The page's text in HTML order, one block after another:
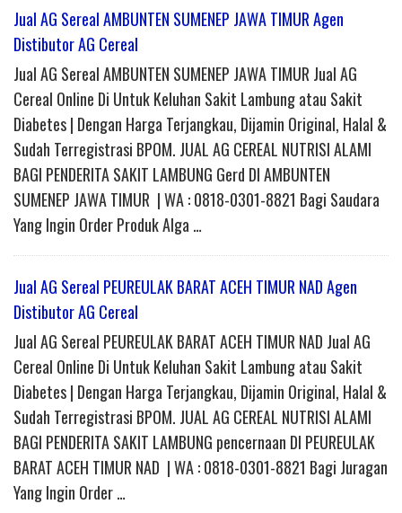
Jual AG Sereal AMBUNTEN SUMENEP JAWA TIMUR Agen
Distibutor AG Cereal
Jual AG Sereal AMBUNTEN SUMENEP JAWA TIMUR Jual AG
Cereal Online Di Untuk Keluhan Sakit Lambung atau Sakit
Diabetes | Dengan Harga Terjangkau, Dijamin Original, Halal &
Sudah Terregistrasi BPOM. JUAL AG CEREAL NUTRISI ALAMI
BAGI PENDERITA SAKIT LAMBUNG Gerd DI AMBUNTEN
SUMENEP JAWA TIMUR | WA : 0818-0301-8821 Bagi Saudara
Yang Ingin Order Produk Alga …
Jual AG Sereal PEUREULAK BARAT ACEH TIMUR NAD Agen
Distibutor AG Cereal
Jual AG Sereal PEUREULAK BARAT ACEH TIMUR NAD Jual AG
Cereal Online Di Untuk Keluhan Sakit Lambung atau Sakit
Diabetes | Dengan Harga Terjangkau, Dijamin Original, Halal &
Sudah Terregistrasi BPOM. JUAL AG CEREAL NUTRISI ALAMI
BAGI PENDERITA SAKIT LAMBUNG pencernaan DI PEUREULAK
BARAT ACEH TIMUR NAD | WA : 0818-0301-8821 Bagi Juragan
Yang Ingin Order …